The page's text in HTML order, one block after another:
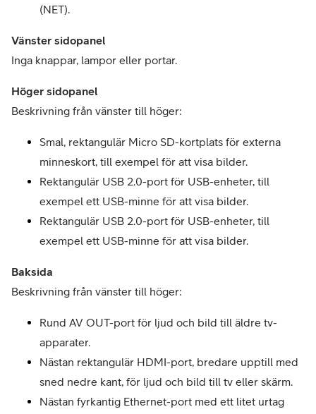
(NET).
Vänster sidopanel
Inga knappar, lampor eller portar.
Beskrivning från vänster till höger:
Smal, rektangulär Micro SD-kortplats för externa
minneskort, till exempel för att visa bilder.
Rektangulär USB 2.0-port för USB-enheter, till
exempel ett USB-minne för att visa bilder.
Rektangulär USB 2.0-port för USB-enheter, till
exempel ett USB-minne för att visa bilder.
Baksida
Beskrivning från vänster till höger:
Rund AV OUT-port för ljud och bild till äldre tv-
apparater.
Nästan rektangulär HDMI-port, bredare upptill med
sned nedre kant, för ljud och bild till tv eller skärm.
Nästan fyrkantig Ethernet-port med ett litet urtag